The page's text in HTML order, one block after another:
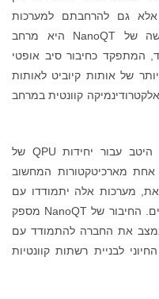
אלא גם להרחבתם למערכות
מאפשרות רשתיות ותקשורתיות. הגישה של NanoQT היא מרחב
המתפקד כחיבור סיב אופטי
של אותות קיוביט לאותות
קוונטית במרחב
המוצר הראשוני של NanoQT מתוכנן היטב עבור יחידות QPU של
אחת מארכיטקטורות המחשוב
מערכות אלה יתמודדו עם
מגבלות מדרגיות ליחידה תוך מספר שנים. החיבור של NanoQT מספק
את החברה להתמודד עם
לבניית רשתות קוונטיות